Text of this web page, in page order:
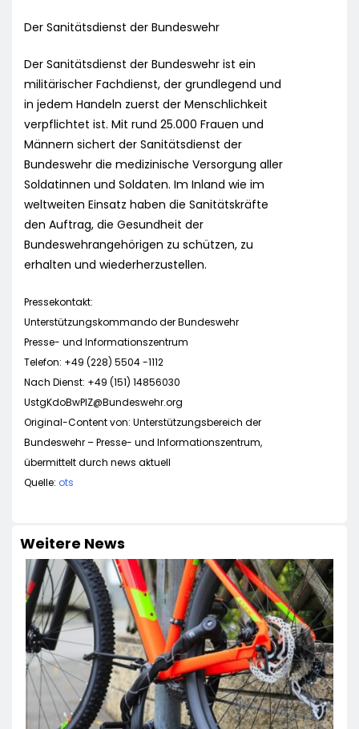
Der Sanitätsdienst der Bundeswehr
Der Sanitätsdienst der Bundeswehr ist ein
militärischer Fachdienst, der grundlegend und
in jedem Handeln zuerst der Menschlichkeit
verpflichtet ist. Mit rund 25.000 Frauen und
Männern sichert der Sanitätsdienst der
Bundeswehr die medizinische Versorgung aller
Soldatinnen und Soldaten. Im Inland wie im
weltweiten Einsatz haben die Sanitätskräfte
den Auftrag, die Gesundheit der
Bundeswehrangehörigen zu schützen, zu
erhalten und wiederherzustellen.
Pressekontakt:
Unterstützungskommando der Bundeswehr
Presse- und Informationszentrum
Telefon: +49 (228) 5504 -1112
Nach Dienst: +49 (151) 14856030
UstgKdoBwPIZ@Bundeswehr.org
Original-Content von: Unterstützungsbereich der
Bundeswehr – Presse- und Informationszentrum,
übermittelt durch news aktuell
Quelle: ots
Weitere News